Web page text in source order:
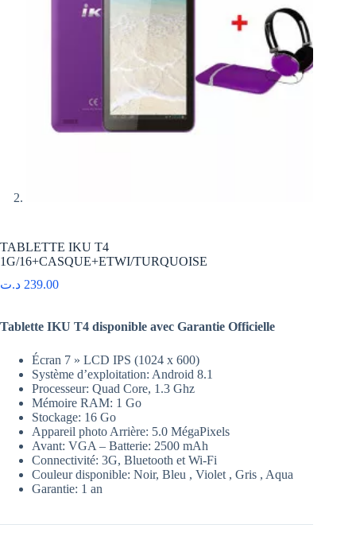
TABLETTE IKU T4
1G/16+CASQUE+ETWI/TURQUOISE
239.00 د.ت
Tablette IKU T4 disponible avec Garantie Officielle
Écran 7 » LCD IPS (1024 x 600)
Système d’exploitation: Android 8.1
Processeur: Quad Core, 1.3 Ghz
Mémoire RAM: 1 Go
Stockage: 16 Go
Appareil photo Arrière: 5.0 MégaPixels
Avant: VGA – Batterie: 2500 mAh
Connectivité: 3G, Bluetooth et Wi-Fi
Couleur disponible: Noir, Bleu , Violet , Gris , Aqua
Garantie: 1 an